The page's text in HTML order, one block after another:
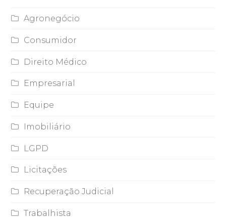
Agronegócio
Consumidor
Direito Médico
Empresarial
Equipe
Imobiliário
LGPD
Licitações
Recuperação Judicial
Trabalhista